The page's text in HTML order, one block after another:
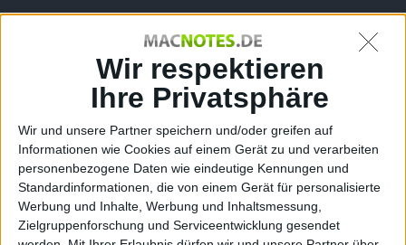
Wir respektieren
Ihre Privatsphäre
Wir und unsere Partner speichern und/oder greifen auf
Informationen wie Cookies auf einem Gerät zu und verarbeiten
personenbezogene Daten wie eindeutige Kennungen und
Standardinformationen, die von einem Gerät für personalisierte
Werbung und Inhalte, Werbung und Inhaltsmessung,
Zielgruppenforschung und Serviceentwicklung gesendet
für